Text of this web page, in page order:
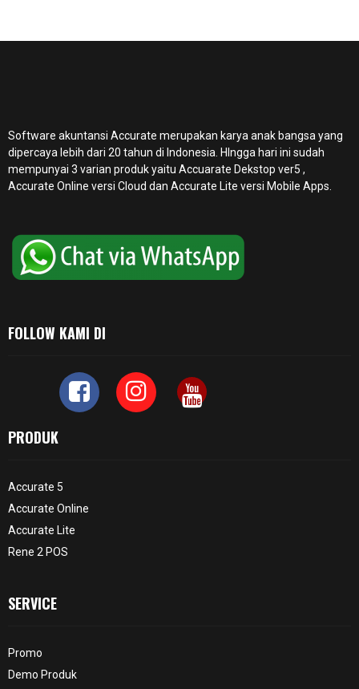
Software akuntansi Accurate merupakan karya anak bangsa yang
dipercaya lebih dari 20 tahun di Indonesia. HIngga hari ini sudah
mempunyai 3 varian produk yaitu Accuarate Dekstop ver5 ,
Accurate Online versi Cloud dan Accurate Lite versi Mobile Apps.
FOLLOW KAMI DI
PRODUK
Accurate 5
Accurate Online
Accurate Lite
Rene 2 POS
SERVICE
Promo
Demo Produk